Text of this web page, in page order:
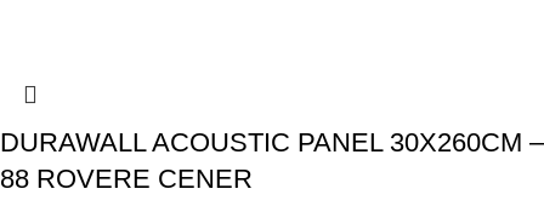
DURAWALL ACOUSTIC PANEL 30X260CM –
88 ROVERE CENER